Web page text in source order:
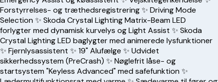
Forstyrrelses- og træthedsregistrering ✨ Driving Mode
Selection ✨ Skoda Crystal Lighting Matrix-Beam LED
forlygter med dynamisk kurvelys og Light Assist ✨ Skoda
Crystal Lighting LED baglygter med animerede lysfunktioner
✨ Fjernlysassistent ✨ 19" Alufælge ✨ Udvidet
sikkerhedssystem (PreCrash) ✨ Nøglefrit låse- og
startsystem "Keyless Advanced" med safefunktion ✨